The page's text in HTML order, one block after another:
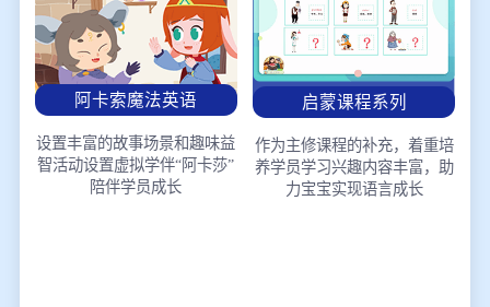
阿卡索魔法英语
设置丰富的故事场景和趣味益
智活动设置虚拟学伴“阿卡莎”
陪伴学员成长
启蒙课程系列
作为主修课程的补充，着重培
养学员学习兴趣内容丰富，助
力宝宝实现语言成长